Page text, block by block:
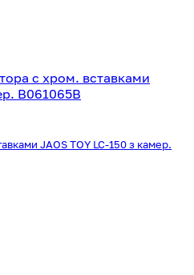
JAOS TOY LC-150 з камер.